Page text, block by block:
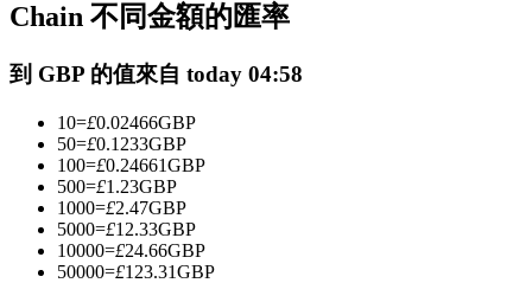
跟單
與頂尖交易專家同行
Chain 不同金額的匯率
到 GBP 的值來自 today 04:58
10=£0.02466GBP
50=£0.1233GBP
100=£0.24661GBP
500=£1.23GBP
1000=£2.47GBP
5000=£12.33GBP
10000=£24.66GBP
50000=£123.31GBP